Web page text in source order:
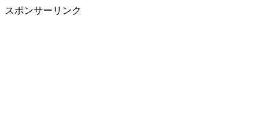
スポンサーリンク